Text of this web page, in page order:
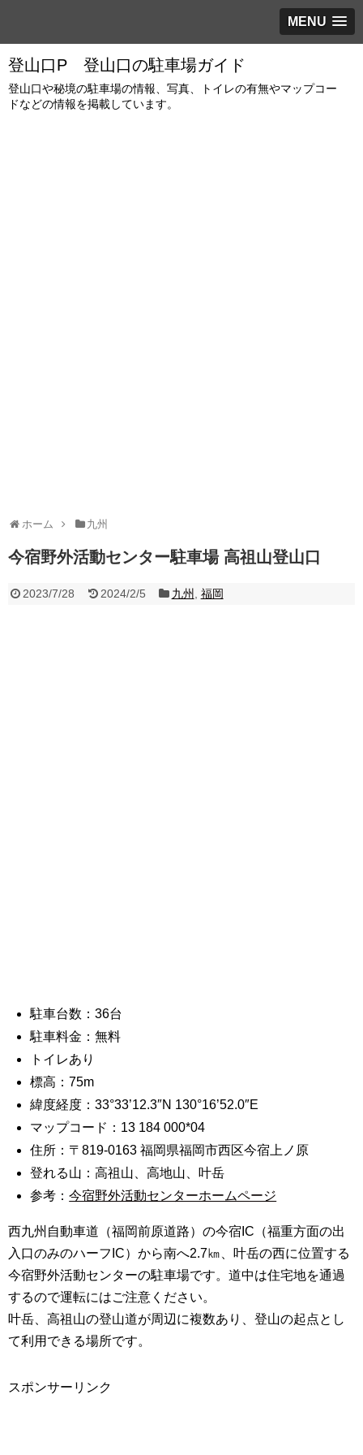
MENU
登山口P 登山口の駐車場ガイド
登山口や秘境の駐車場の情報、写真、トイレの有無やマップコー
ドなどの情報を掲載しています。
ホーム 九州
今宿野外活動センター駐車場 高祖山登山口
2023/7/28 2024/2/5 九州 福岡
駐車台数：36台
駐車料金：無料
トイレあり
標高：75m
緯度経度：33°33’12.3″N 130°16’52.0″E
マップコード：13 184 000*04
住所：〒819-0163 福岡県福岡市西区今宿上ノ原
登れる山：高祖山、高地山、叶岳
参考：今宿野外活動センターホームページ
西九州自動車道（福岡前原道路）の今宿IC（福重方面の出
入口のみのハーフIC）から南へ2.7㎞、叶岳の西に位置する
今宿野外活動センターの駐車場です。道中は住宅地を通過
するので運転にはご注意ください。
叶岳、高祖山の登山道が周辺に複数あり、登山の起点とし
て利用できる場所です。
スポンサーリンク